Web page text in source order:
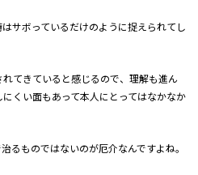
サボっているだけのように捉えられてし
てきていると感じるので、理解も進ん
くい面もあって本人にとってはなかなか
るものではないのが厄介なんですよね。